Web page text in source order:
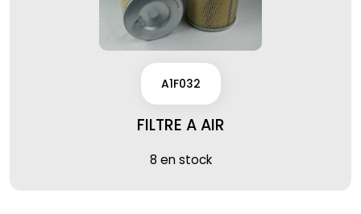
A1F032
FILTRE A AIR
8 en stock